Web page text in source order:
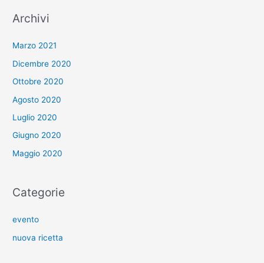
Archivi
Marzo 2021
Dicembre 2020
Ottobre 2020
Agosto 2020
Luglio 2020
Giugno 2020
Maggio 2020
Categorie
evento
nuova ricetta